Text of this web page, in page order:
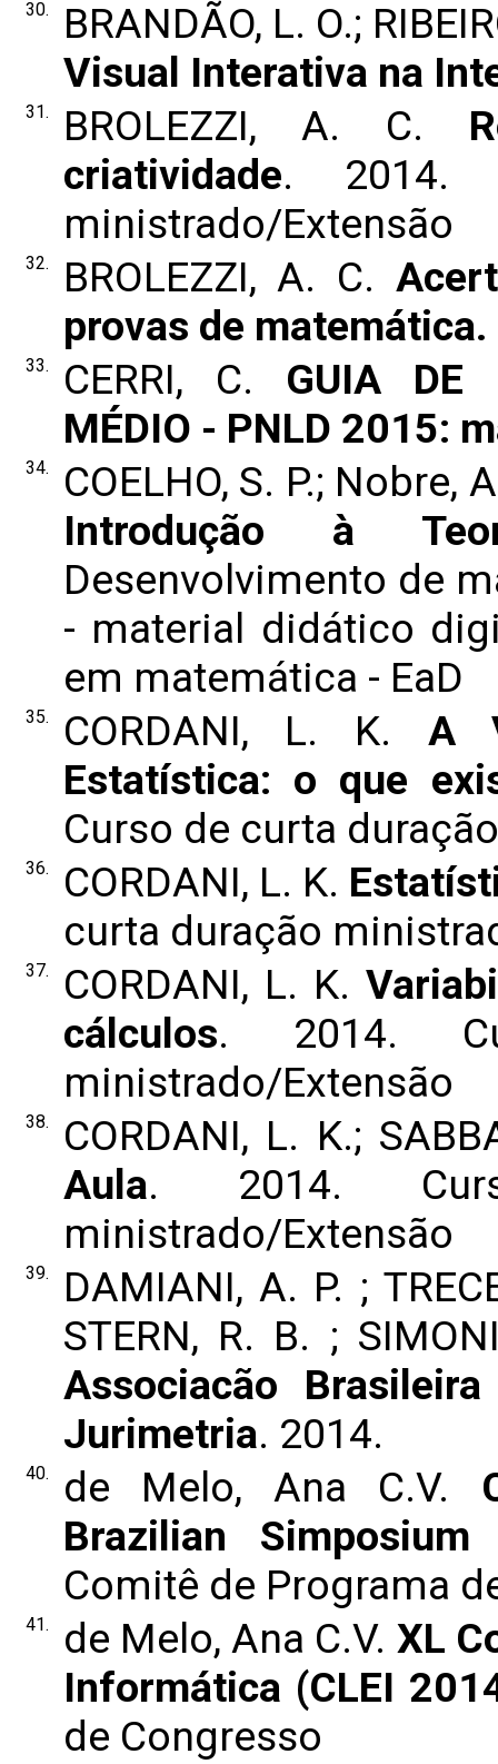
30.
BRANDÃO, L. O.;
Visual Interativa na
31. BROLEZZI, A. C.
criatividade. 2014.
ministrado/Extensão
32. BROLEZZI, A. C.
provas de
33. CERRI, C. GUIA DE
MÉDIO - PNLD 2015:
34.
COELHO, S. P.; Nobre,
Introdução à
Desenvolvimento de
- material didático
em matemática - EaD
35. CORDANI, L. K. A
Estatística: o que
Curso de curta
36. CORDANI, L. K.
curta duração
37. CORDANI, L. K.
cálculos. 2014.
ministrado/Extensão
38.
CORDANI, L. K.;
Aula. 2014.
ministrado/Extensão
39.
DAMIANI, A. P. ;
STERN, R. B. ;
Associacão
Jurimetria. 2014.
40. de Melo, Ana C.V.
Brazilian
Comitê de Programa
41. de Melo, Ana C.V. XL
Informática (CLEI
de Congresso